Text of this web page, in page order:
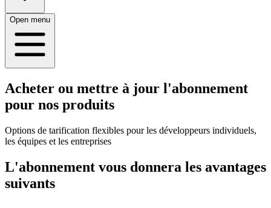
Open menu
Acheter ou mettre à jour l'abonnement
pour nos produits
Options de tarification flexibles pour les développeurs individuels,
les équipes et les entreprises
L'abonnement vous donnera les avantages
suivants